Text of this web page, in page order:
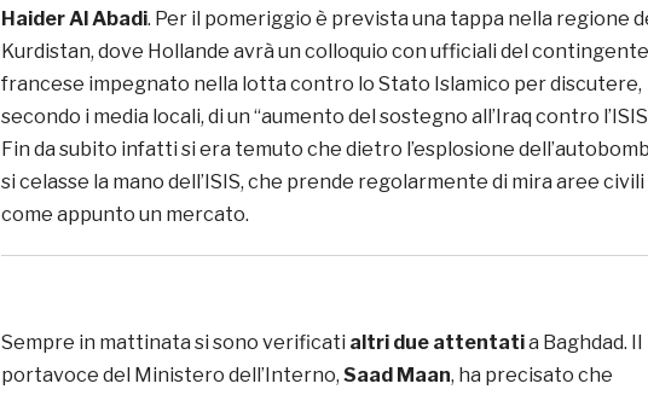
Haider Al Abadi. Per il pomeriggio è prevista una tappa nella regione
Kurdistan, dove Hollande avrà un colloquio con ufficiali del contingente
francese impegnato nella lotta contro lo Stato Islamico per discutere,
secondo i media locali, di un “aumento del sostegno all’Iraq contro
Fin da subito infatti si era temuto che dietro l’esplosione
si celasse la mano dell’ISIS, che prende regolarmente di mira aree civili
come appunto un mercato.
Sempre in mattinata si sono verificati altri due attentatia Baghdad. Il
portavoce del Ministero dell’Interno, Saad Maan, ha precisato che